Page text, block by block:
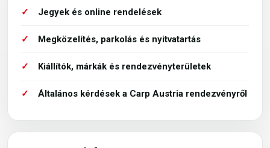
Jegyek és online rendelések
Megközelítés, parkolás és nyitvatartás
Kiállítók, márkák és rendezvényterületek
Általános kérdések a Carp Austria rendezvényről